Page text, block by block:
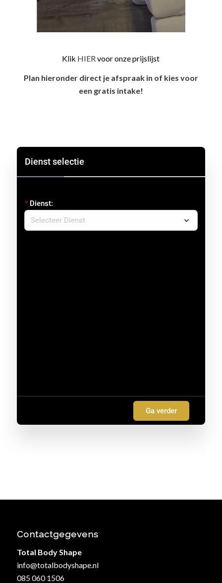
Klik HIERvoor onze prijslijst
Plan hieronder direct je afspraak in of kies voor
een gratis intake!
Dienst selectie
Dienst:
Ga verder
Contactgegevens
Total Body Shape
info@totalbodyshape.nl
085 060 1506